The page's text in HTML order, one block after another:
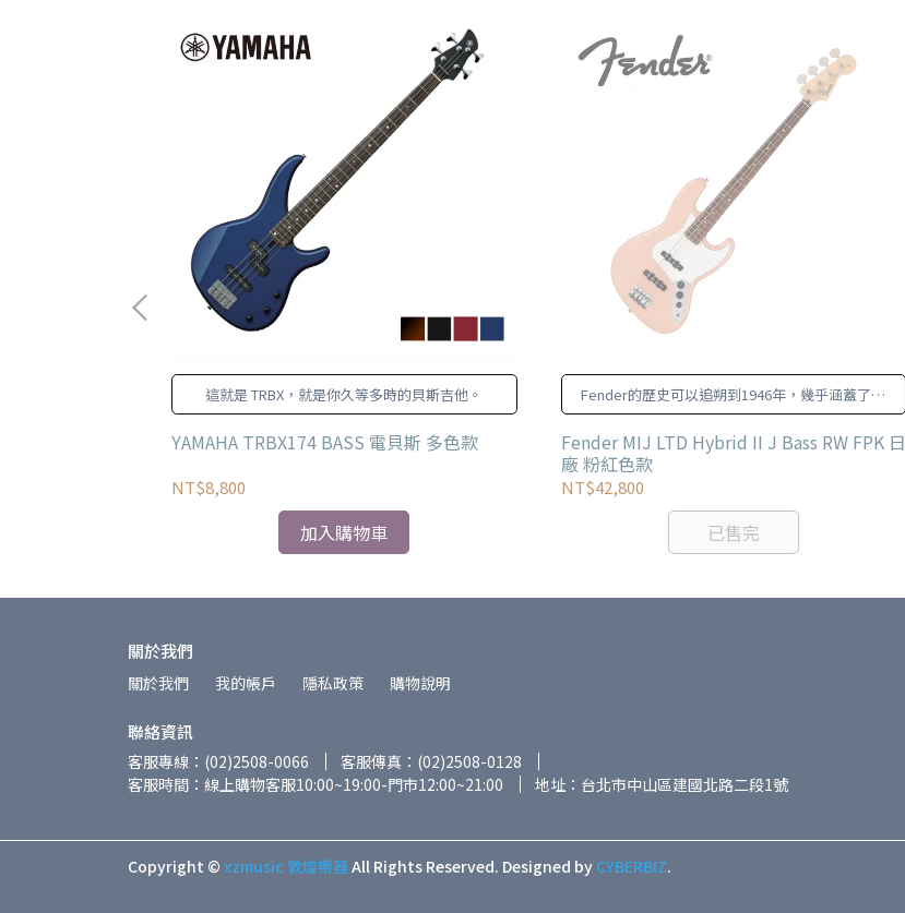
這就是 TRBX，就是你久等多時的貝斯吉他。
YAMAHA TRBX174 BASS 電貝斯 多色款
NT$8,800
加入購物車
Fender的歷史可以追朔到1946年，幾乎涵蓋了美
國整個的流行音樂， 成為代表美國的符號象徵之
一。
Fender MIJ LTD Hybrid II J Bass RW FPK 日
廠 粉紅色款
NT$42,800
已售完
關於我們
關於我們 我的帳戶 隱私政策 購物說明
聯絡資訊
客服專線：(02)2508-0066
客服傳真：(02)2508-0128
客服時間：線上購物客服10:00~19:00-門市12:00~21:00
地址：台北市中山區建國北路二段1號
Copyright © xzmusic 敦煌樂器All Rights Reserved. Designed by CYBERBIZ.